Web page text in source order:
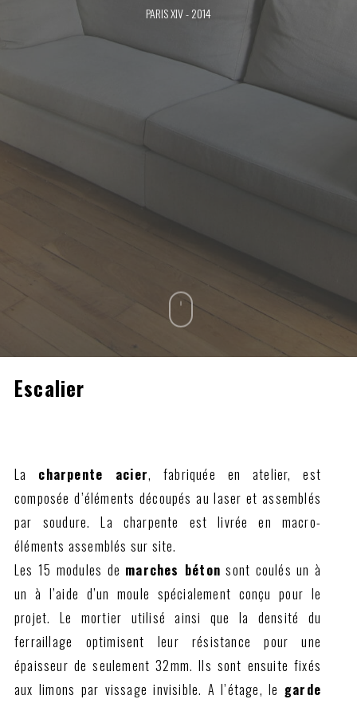
PARIS XIV - 2014
Escalier
La charpente acier, fabriquée en atelier, est
composée d’éléments découpés au laser et assemblés
par soudure. La charpente est livrée en macro-
éléments assemblés sur site.
Les 15 modules de marches béton sont coulés un à
un à l’aide d’un moule spécialement conçu pour le
projet. Le mortier utilisé ainsi que la densité du
ferraillage optimisent leur résistance pour une
épaisseur de seulement 32mm. Ils sont ensuite fixés
aux limons par vissage invisible. A l’étage, le garde